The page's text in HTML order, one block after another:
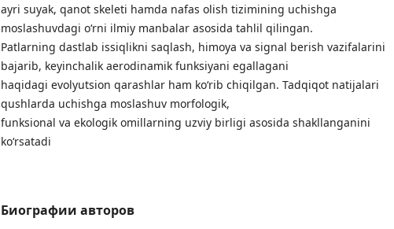
ayri suyak, qanot skeleti hamda nafas olish tizimining uchishga
moslashuvdagi o‘rni ilmiy manbalar asosida tahlil qilingan.
Patlarning dastlab issiqlikni saqlash, himoya va signal berish vazifalarini
bajarib, keyinchalik aerodinamik funksiyani egallagani
haqidagi evolyutsion qarashlar ham ko‘rib chiqilgan. Tadqiqot natijalari
qushlarda uchishga moslashuv morfologik,
funksional va ekologik omillarning uzviy birligi asosida shakllanganini
ko‘rsatadi
Биографии авторов